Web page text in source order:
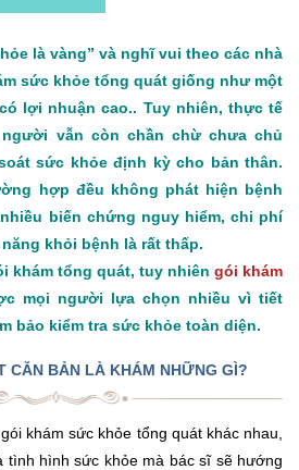
là vàng” và nghĩ vui theo các nhà
sức khỏe tổng quát giống như một
lợi nhuận cao.. Tuy nhiên, thực tế
vẫn còn chần chừ chưa chủ
sức khỏe định kỳ cho bản thân.
hợp đều không phát hiện bệnh
biến chứng nguy hiểm, chi phí
khỏi bệnh là rất thấp.
khám tổng quát, tuy nhiên gói khám
mọi người lựa chọn nhiều vì tiết
bảo kiểm tra sức khỏe toàn diện.
CĂN BẢN LÀ KHÁM NHỮNG GÌ?
khám sức khỏe tổng quát khác nhau,
tình hình sức khỏe mà bác sĩ sẽ hướng